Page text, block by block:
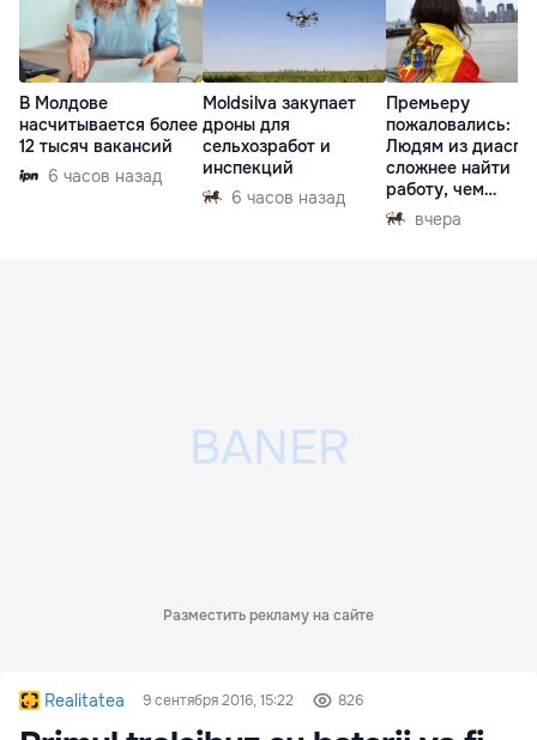
В Молдове
насчитывается более
12 тысяч вакансий
6 часов назад
Moldsilva закупает
дроны для
сельхозработ и
инспекций
6 часов назад
Премьеру
пожаловались:
Людям из
сложнее найти
работу, чем
гастарбайтерам
вчера
Разместить рекламу на сайте
Realitatea 9 сентября 2016, 15:22 826